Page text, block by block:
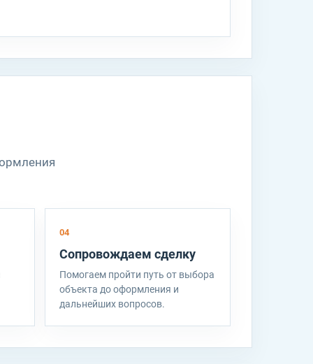
04
Сопровождаем сделку
Помогаем пройти путь от выбора
объекта до оформления и
дальнейших вопросов.